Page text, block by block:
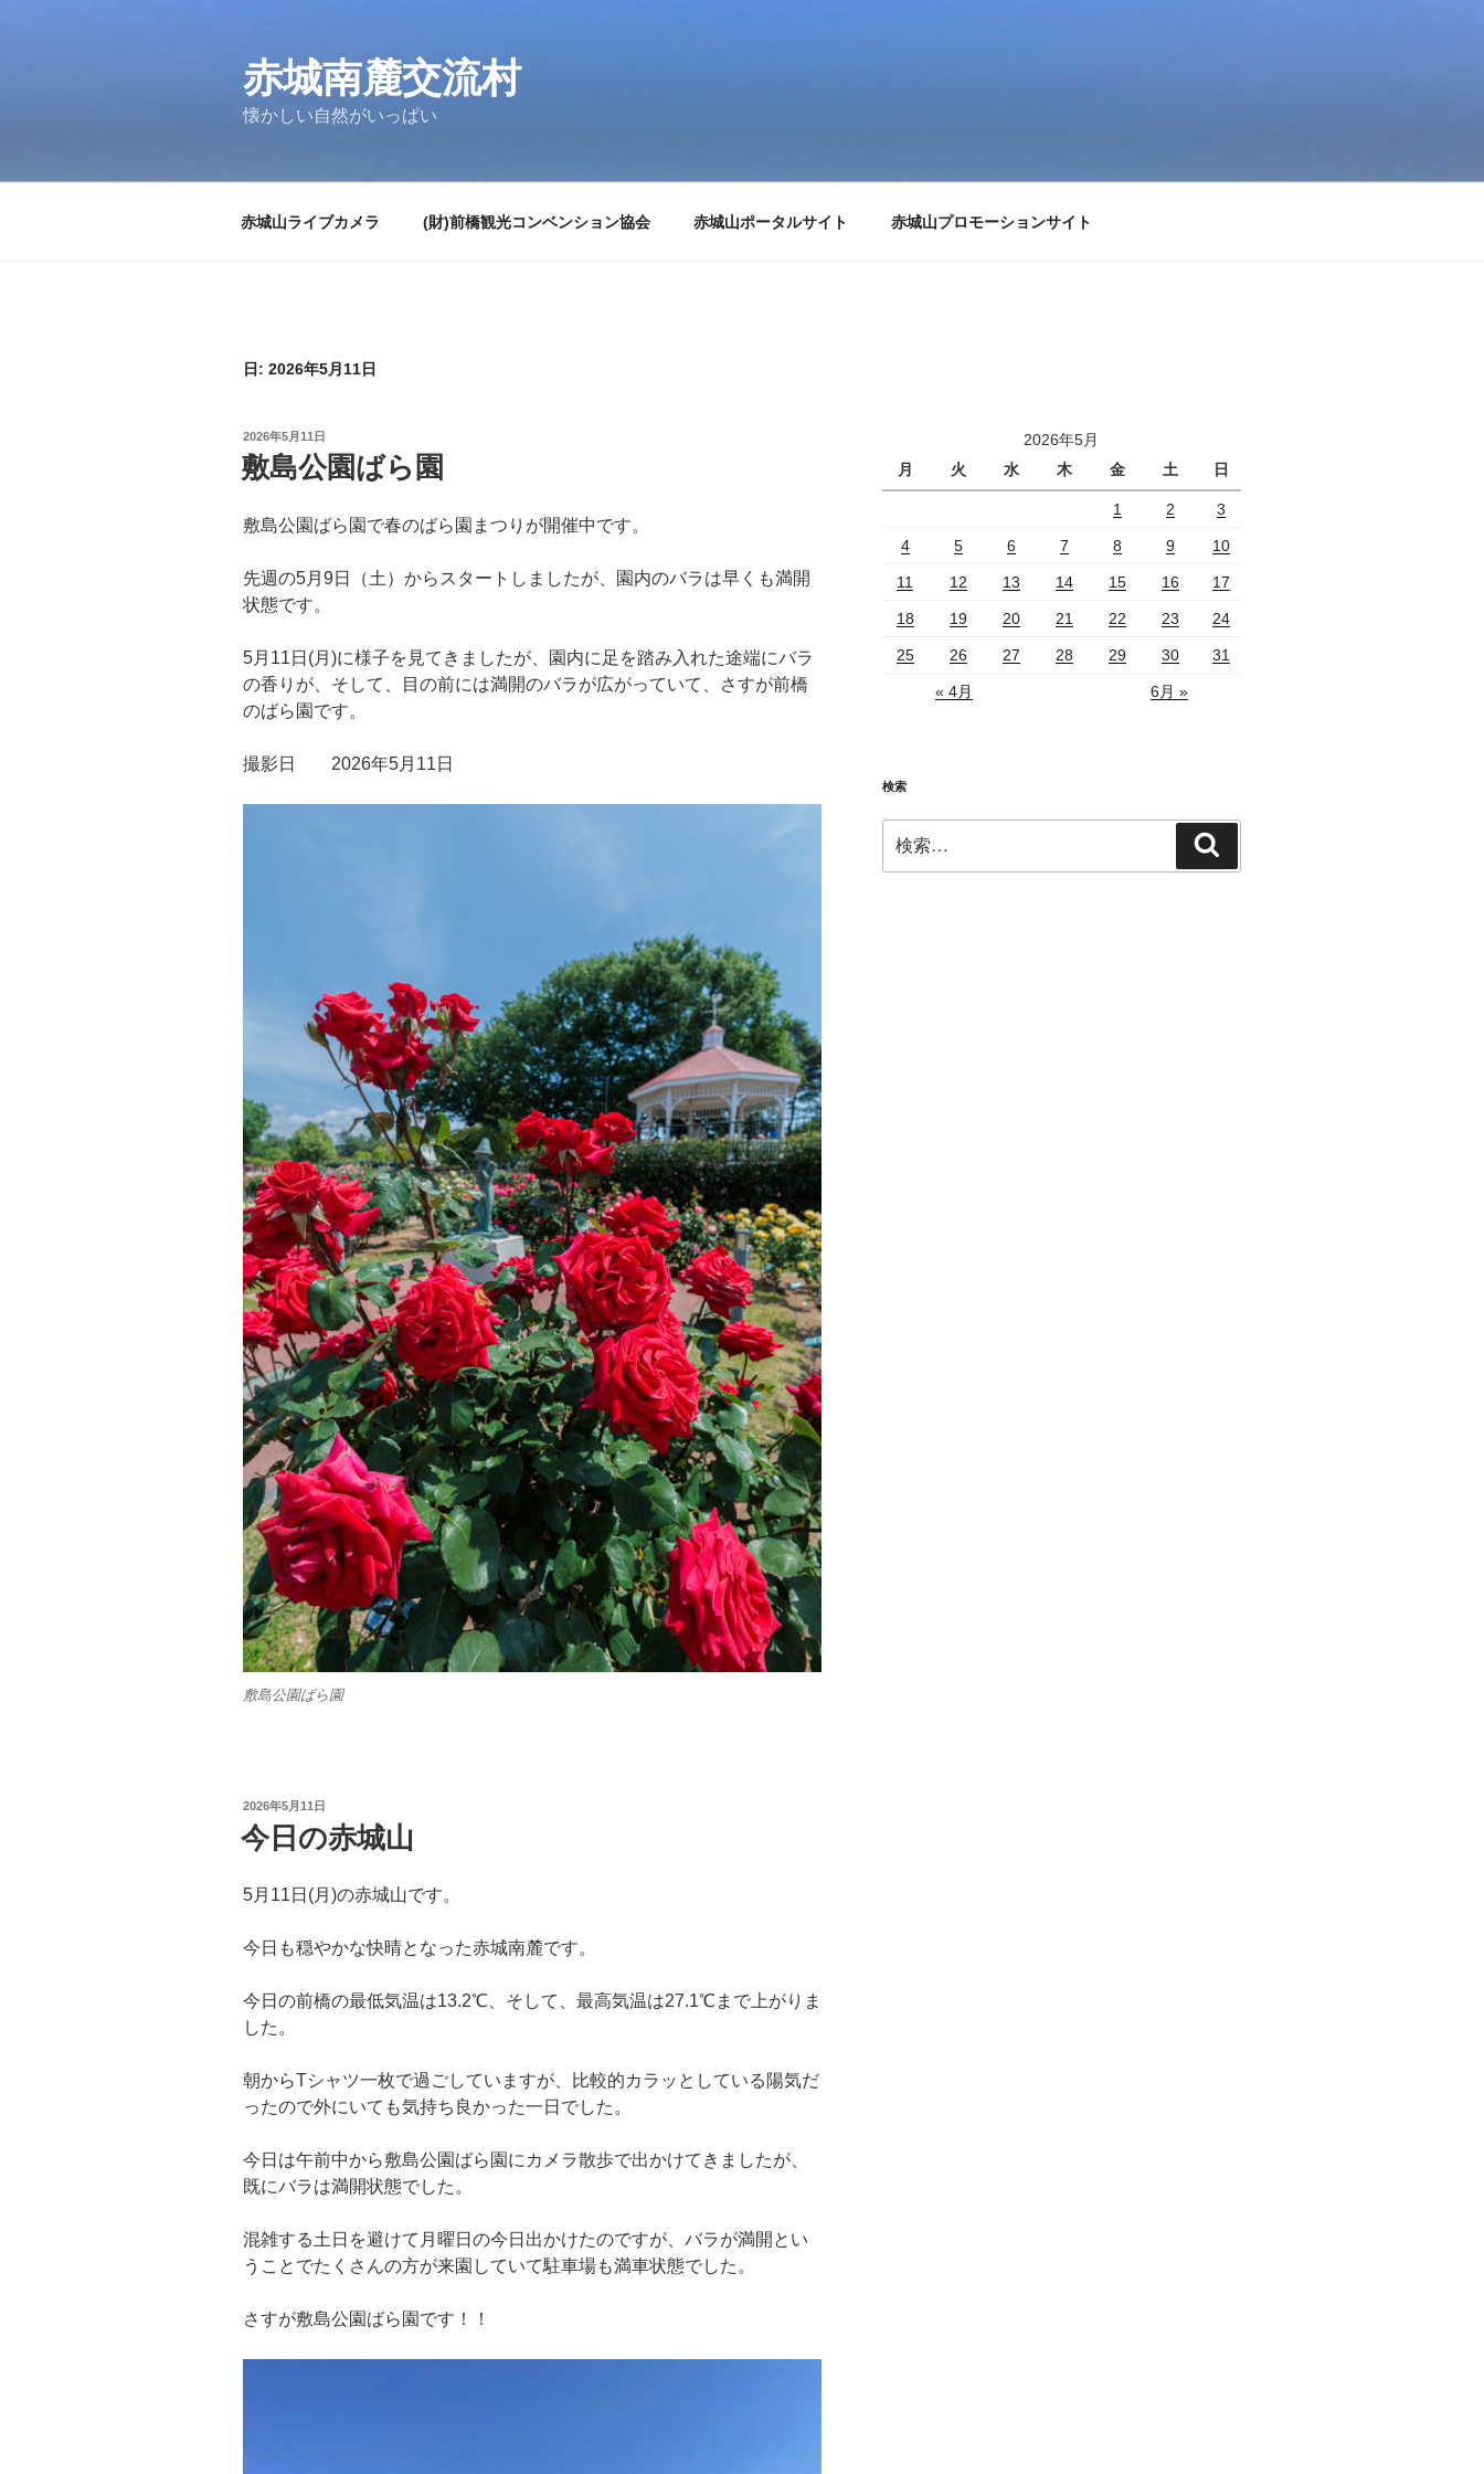
赤城南麓交流村
懐かしい自然がいっぱい
赤城山ライブカメラ (財)前橋観光コンベンション協会 赤城山ポータルサイト 赤城山プロモーションサイト
日: 2026年5月11日
投
稿
日:
2026年5月11日
敷島公園ばら園
敷島公園ばら園で春のばら園まつりが開催中です。
先週の5月9日（土）からスタートしましたが、園内のバラは早くも満開
状態です。
5月11日(月)に様子を見てきましたが、園内に足を踏み入れた途端にバラ
の香りが、そして、目の前には満開のバラが広がっていて、さすが前橋
のばら園です。
撮影日 2026年5月11日
敷島公園ばら園
投
稿
日:
2026年5月11日
今日の赤城山
5月11日(月)の赤城山です。
今日も穏やかな快晴となった赤城南麓です。
今日の前橋の最低気温は13.2℃、そして、最高気温は27.1℃まで上がりま
した。
朝からTシャツ一枚で過ごしていますが、比較的カラッとしている陽気だ
ったので外にいても気持ち良かった一日でした。
今日は午前中から敷島公園ばら園にカメラ散歩で出かけてきましたが、
既にバラは満開状態でした。
混雑する土日を避けて月曜日の今日出かけたのですが、バラが満開とい
うことでたくさんの方が来園していて駐車場も満車状態でした。
さすが敷島公園ばら園です！！
2026年5月
月
火 水 木 金 土 日
1 2 3
4 5 6 7 8 9 10
11 12 13 14 15 16 17
18 19 20 21 22 23 24
25 26 27 28 29 30 31
« 4月 6月 »
検索
索:
索